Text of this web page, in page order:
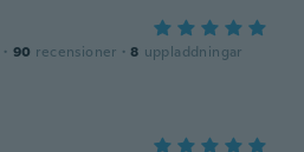
· 90 recensioner · 8 uppladdningar